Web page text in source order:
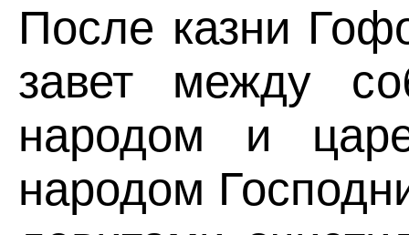
После казни
завет между
народом и
народом